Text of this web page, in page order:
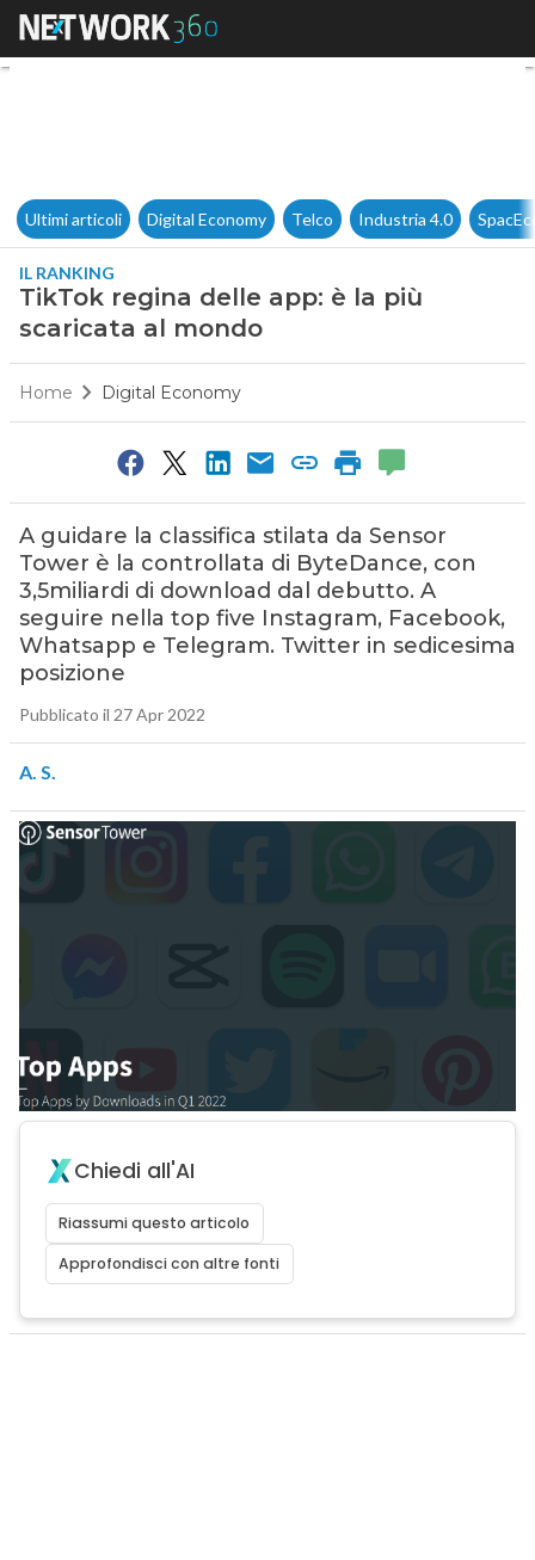
TikTok regina delle app: è la
Ultimi articoli Digital Economy Telco Industria 4.0
IL RANKING
TikTok regina delle app: è la più
scaricata al mondo
Home Digital Economy
A guidare la classifica stilata da Sensor
Tower è la controllata di ByteDance, con
3,5miliardi di download dal debutto. A
seguire nella top five Instagram, Facebook,
Whatsapp e Telegram. Twitter in sedicesima
posizione
Pubblicato il 27 Apr 2022
A. S.
Chiedi all'AI
Riassumi questo articolo
Approfondisci con altre fonti